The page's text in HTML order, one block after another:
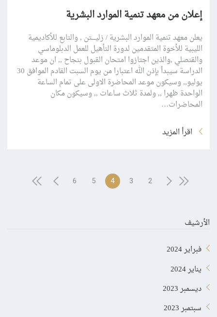
إعلان من معهد تنمية الموارد البشرية
يعلن معهد تنمية الموارد البشرية / زليــــتن , والتابع للأكاديمية
الليبية للأخوة المتقدمين لدورة التأهيل للعمل الدبلوماسي
والقنصلي ,والذين اجتازوا امتحان القبول بنجاح ,, ان موعد
الدراسة سيبدأ بإذن الله اعتبارا من يوم السبت القادم الموافق 30
يوليو,, وسيكون موعد المحاضرة الاولى على تمام الساعة
الواحدة ظهرا ,, ولمدة ثلاث ساعات ,, وسيكون مكان
المحاضرات…
اقرأ المزيد
2
3
4
5
6
الأرشيف
فبراير 2024
يناير 2024
ديسمبر 2023
سبتمبر 2023